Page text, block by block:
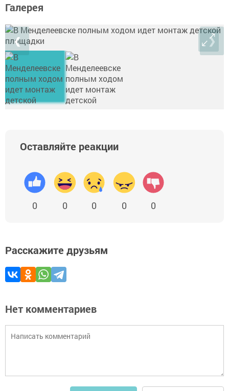
Галерея
❮ ❯
Оставляйте реакции
0 0 0 0 0
Расскажите друзьям
Нет комментариев